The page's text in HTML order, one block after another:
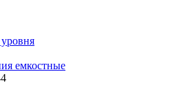
емкостные